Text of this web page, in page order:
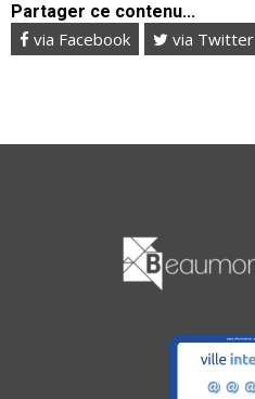
Partager ce contenu...
via Facebook via Twitter